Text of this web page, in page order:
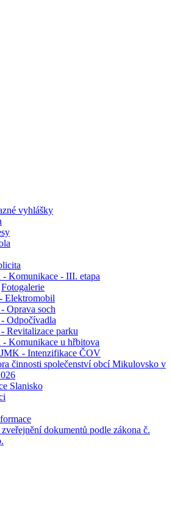
vyhlášky
Komunikace - III. etapa
Fotogalerie
Elektromobil
Oprava soch
Odpočívadla
Revitalizace parku
Komunikace u hřbitova
- Intenzifikace ČOV
činnosti společenství obcí Mikulovsko v
Slanisko
dokumentů podle zákona č.